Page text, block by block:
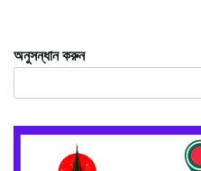
অনুসন্ধান করুন